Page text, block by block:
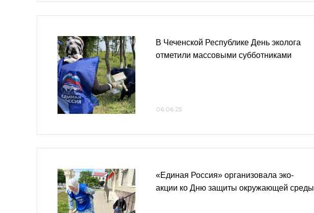
В Чеченской Республике День эколога
отметили массовыми субботниками
06.06.25
«Единая Россия» организовала эко-
акции ко Дню защиты окружающей среды